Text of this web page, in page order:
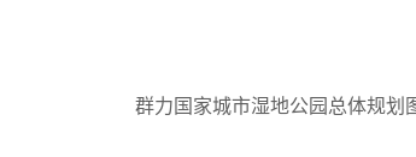
群力国家城市湿地公园总体规划